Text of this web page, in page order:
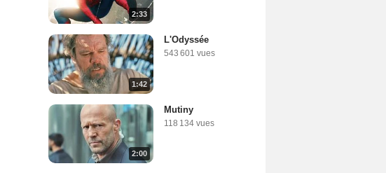
2:33
1:42
L'Odyssée
543 601 vues
2:00
Mutiny
118 134 vues